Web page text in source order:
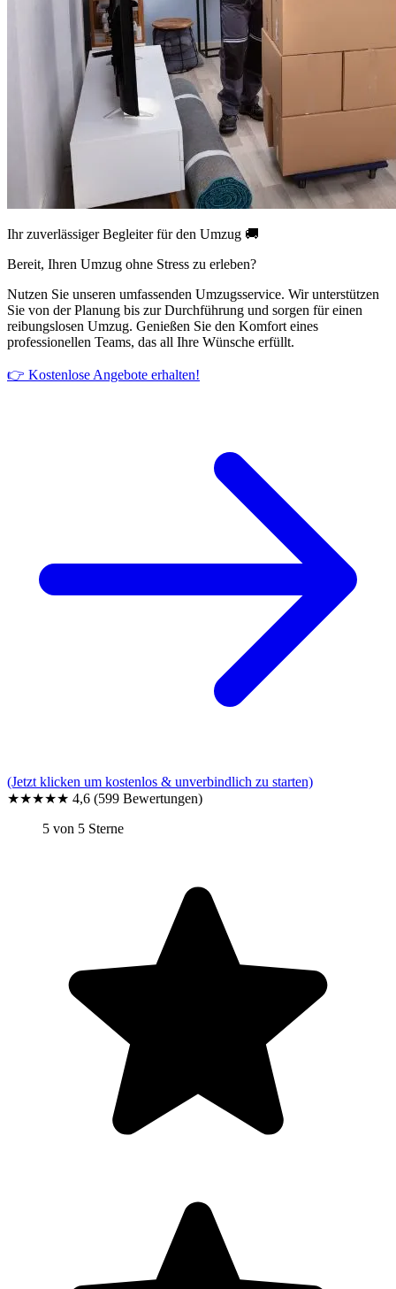
Ihr zuverlässiger Begleiter für den Umzug 🚚
Bereit, Ihren Umzug ohne Stress zu erleben?
Nutzen Sie unseren umfassenden Umzugsservice. Wir unterstützen
Sie von der Planung bis zur Durchführung und sorgen für einen
reibungslosen Umzug. Genießen Sie den Komfort eines
professionellen Teams, das all Ihre Wünsche erfüllt.
👉 Kostenlose Angebote erhalten!
(Jetzt klicken um kostenlos & unverbindlich zu starten)
★★★★★ 4,6 (599 Bewertungen)
5 von 5 Sterne